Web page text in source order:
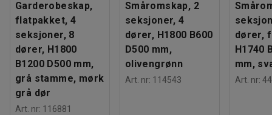
Garderobeskap,
flatpakket, 4
seksjoner, 8
dører, H1800
B1200 D500 mm,
grå stamme, mørk
grå dør
Art. nr: 116881
Småromskap, 2
seksjoner, 4
dører, H1800 B600
D500 mm,
olivengrønn
Art. nr: 114543
dører,
H1740
mm,
Art. nr: